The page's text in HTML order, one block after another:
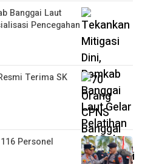
Banggai Laut
Pencegahan
Terima SK
Personel